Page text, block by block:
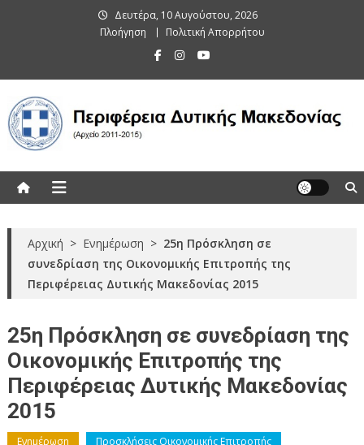
Δευτέρα, 10 Αυγούστου, 2026
Πλοήγηση
Πολιτική Απορρήτου
Αρχική > Ενημέρωση > 25η Πρόσκληση σε
συνεδρίαση της Οικονομικής Επιτροπής της
Περιφέρειας Δυτικής Μακεδονίας 2015
25η Πρόσκληση σε συνεδρίαση της
Οικονομικής Επιτροπής της
Περιφέρειας Δυτικής Μακεδονίας
2015
Ενημέρωση Προσκλήσεις Οικονομικής Επιτροπής